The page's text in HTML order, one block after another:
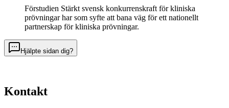
Förstudien Stärkt svensk konkurrenskraft för kliniska
prövningar har som syfte att bana väg för ett nationellt
partnerskap för kliniska prövningar.
Hjälpte sidan dig?
Kontakt